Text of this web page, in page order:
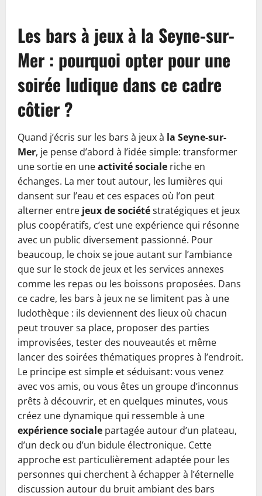
Les bars à jeux à la Seyne-sur-
Mer : pourquoi opter pour une
soirée ludique dans ce cadre
côtier ?
Quand j’écris sur les bars à jeux à la Seyne-sur-
Mer, je pense d’abord à l’idée simple: transformer
une sortie en uneactivité sociale riche en
échanges. La mer tout autour, les lumières qui
dansent sur l’eau et ces espaces où l’on peut
alterner entre jeux de sociétéstratégiques et jeux
plus coopératifs, c’est une expérience qui résonne
avec un public diversement passionné. Pour
beaucoup, le choix se joue autant sur l’ambiance
que sur le stock de jeux et les services annexes
comme les repas ou les boissons proposées. Dans
ce cadre, les bars à jeux ne se limitent pas à une
ludothèque : ils deviennent des lieux où chacun
peut trouver sa place, proposer des parties
improvisées, tester des nouveautés et même
lancer des soirées thématiques propres à l’endroit.
Le principe est simple et séduisant: vous venez
avec vos amis, ou vous êtes un groupe d’inconnus
prêts à découvrir, et en quelques minutes, vous
créez une dynamique qui ressemble à une
expérience sociale partagée autour d’un plateau,
d’un deck ou d’un bidule électronique. Cette
approche est particulièrement adaptée pour les
personnes qui cherchent à échapper à l’éternelle
discussion autour du bruit ambiant des bars